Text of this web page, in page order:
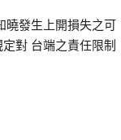
曉發生上開損失之可
對 台端之責任限制